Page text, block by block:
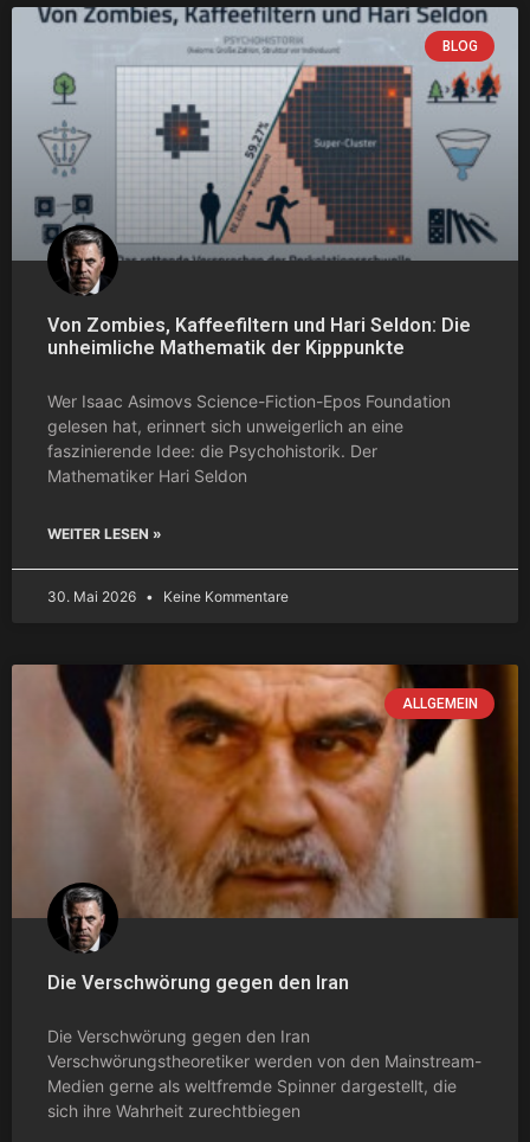
BLOG
Von Zombies, Kaffeefiltern und Hari Seldon: Die
unheimliche Mathematik der Kipppunkte
Wer Isaac Asimovs Science-Fiction-Epos Foundation
gelesen hat, erinnert sich unweigerlich an eine
faszinierende Idee: die Psychohistorik. Der
Mathematiker Hari Seldon
WEITER LESEN »
30. Mai 2026 Keine Kommentare
ALLGEMEIN
Die Verschwörung gegen den Iran
Die Verschwörung gegen den Iran
Verschwörungstheoretiker werden von den Mainstream-
Medien gerne als weltfremde Spinner dargestellt, die
sich ihre Wahrheit zurechtbiegen